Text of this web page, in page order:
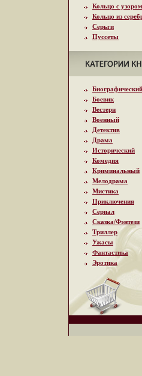
Кольцо с узором
Кольцо из
Серьги
Пуссеты
Биографический
Боевик
Вестерн
Военный
Детектив
Драма
Исторический
Комедия
Криминальный
Мелодрама
Мистика
Приключения
Сериал
Сказка/Фэнтези
Триллер
Ужасы
Фантастика
Эротика